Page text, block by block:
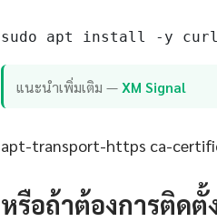
sudo apt install -y curl
แนะนำเพิ่มเติม —XM Signal
apt-transport-https ca-
หรือถ้าต้องการติด